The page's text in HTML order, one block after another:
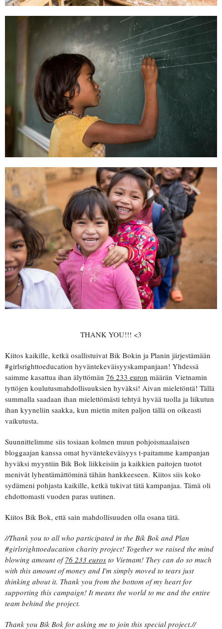
THANK YOU!!! <3
Kiitos kaikille, ketkä osallistuivat Bik Bokin ja Planin järjestämään
#girlsrighttoeducation hyväntekeväisyyskampanjaan! Yhdessä
saimme kasattua ihan älyttömän 76 233 euron määrän Vietnamin
tyttöjen koulutusmahdollisuuksien hyväksi! Aivan mieletöntä! Tällä
summalla saadaan ihan mielettömästi tehtyä hyvää tuolla ja liikutun
ihan kyyneliin saakka, kun mietin miten paljon tällä on oikeasti
vaikutusta.
Suunnittelimme siis tosiaan kolmen muun pohjoismaalaisen
bloggaajan kanssa omat hyväntekeväisyys t-paitamme kampanjan
hyväksi myyntiin Bik Bok liikkeisiin ja kaikkien paitojen tuotot
menivät lyhentämättöminä tähän hankkeeseen. Kiitos siis koko
sydämeni pohjasta kaikille, ketkä tukivat tätä kampanjaa. Tämä oli
ehdottomasti vuoden paras uutinen.
Kiitos Bik Bok, että sain mahdollisuuden olla osana tätä.
//Thank you to all who participated in the Bik Bok and Plan
#girlsrighttoeducation charity project! Together we raised the mind
blowing amount of76 233 euros to Vietnam! They can do so much
with this amount of money and I'm simply moved to tears just
thinking about it. Thank you from the bottom of my heart for
supporting this campaign! It means the world to me and the entire
team behind the project.
Thank you Bik Bok for asking me to join this special project.//